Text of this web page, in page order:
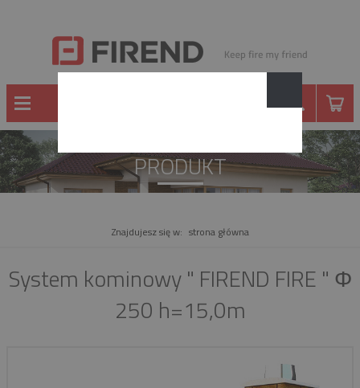
PRODUKT
Znajdujesz się w: strona główna
System kominowy " FIREND FIRE " Φ
250 h=15,0m